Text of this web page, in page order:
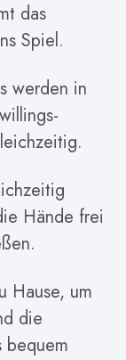
das
Spiel.
werden in
Hände frei
Hause, um
die
bequem